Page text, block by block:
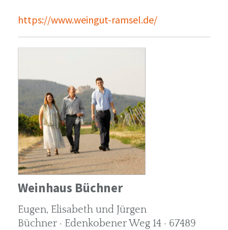
https://www.weingut-ramsel.de/
Weinhaus Büchner
Eugen, Elisabeth und Jürgen
Büchner · Edenkobener Weg 14 · 67489